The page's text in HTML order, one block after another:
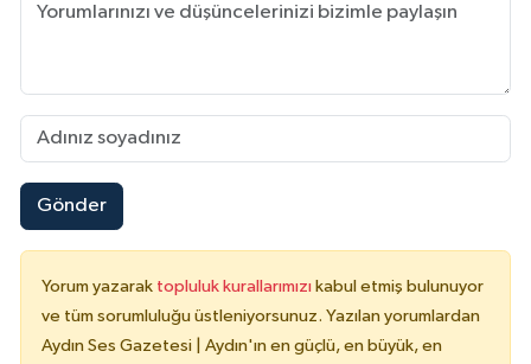
Gönder
Yorum yazarak topluluk kurallarımızı kabul etmiş bulunuyor
ve tüm sorumluluğu üstleniyorsunuz. Yazılan yorumlardan
Aydın Ses Gazetesi | Aydın'ın en güçlü, en büyük, en